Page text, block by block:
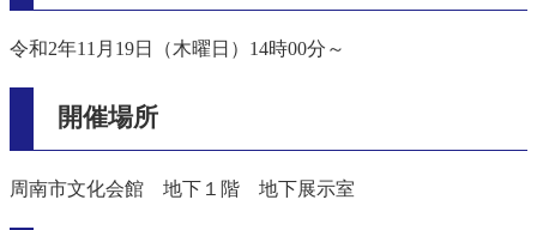
令和2年11月19日（木曜日）14時00分～
開催場所
周南市文化会館 地下１階 地下展示室